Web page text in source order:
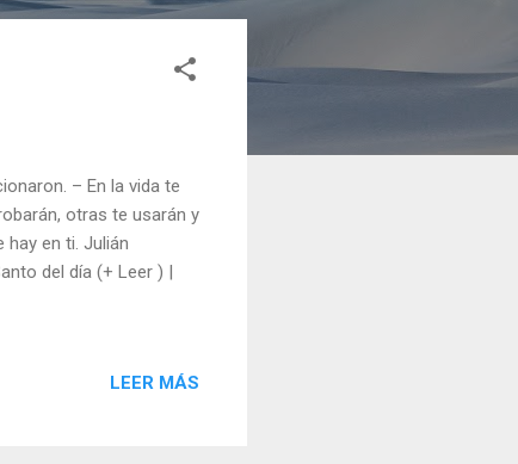
– En la vida te
otras te usarán y
en ti. Julián
del día (+ Leer ) |
LEER MÁS